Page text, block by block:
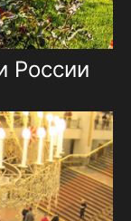
России